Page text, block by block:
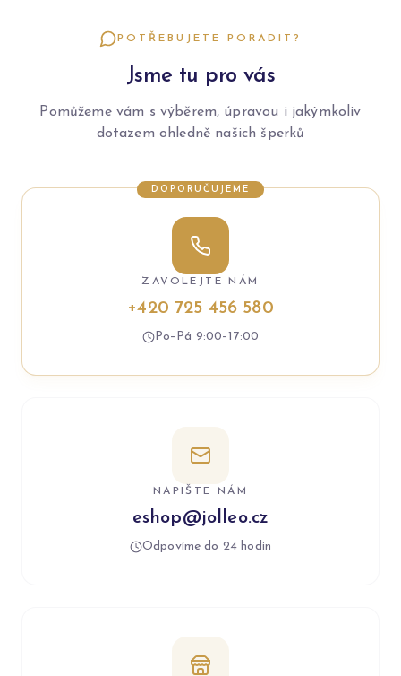
POTŘEBUJETE PORADIT?
Jsme tu pro vás
Pomůžeme vám s výběrem, úpravou i jakýmkoliv
dotazem ohledně našich šperků
DOPORUČUJEME
ZAVOLEJTE NÁM
+420 725 456 580
Po–Pá 9:00–17:00
NAPIŠTE NÁM
eshop@jolleo.cz
Odpovíme do 24 hodin